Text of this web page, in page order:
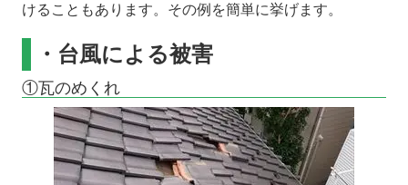
けることもあります。その例を簡単に挙げます。
・台風による被害
①瓦のめくれ